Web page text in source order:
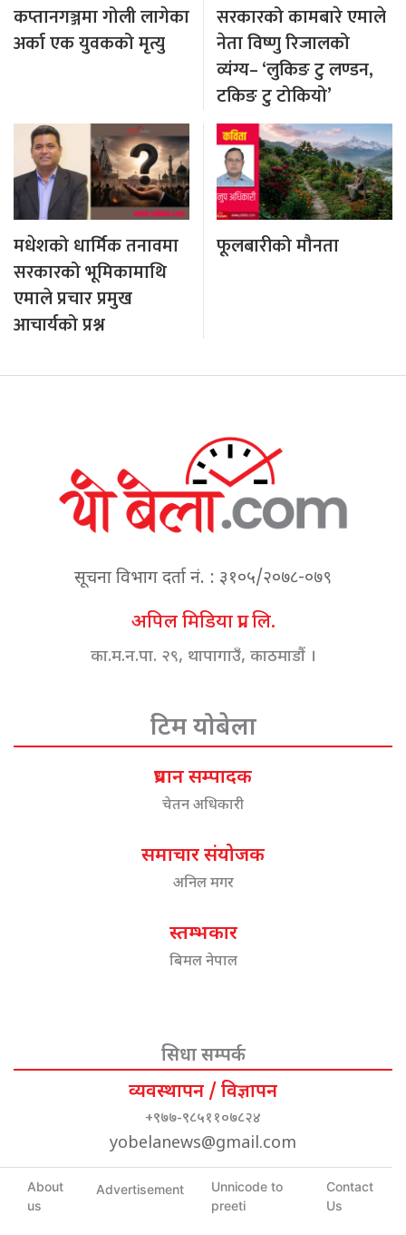
कप्तानगञ्जमा गोली लागेका
अर्का एक युवकको मृत्यु
सरकारको कामबारे एमाले
नेता विष्णु रिजालको
व्यंग्य– ‘लुकिङ टु लण्डन,
टकिङ टु टोकियो’
मधेशको धार्मिक तनावमा
सरकारको भूमिकामाथि
एमाले प्रचार प्रमुख
आचार्यको प्रश्न
फूलबारीको मौनता
सूचना विभाग दर्ता नं. : ३१०५/२०७८-०७९
अपिल मिडिया प्रा. लि.
का.म.न.पा. २९, थापागाउँ, काठमाडौं ।
टिम योबेला
प्रधान सम्पादक
चेतन अधिकारी
समाचार संयोजक
अनिल मगर
स्तम्भकार
बिमल नेपाल
सिधा सम्पर्क
व्यवस्थापन / विज्ञापन
+९७७-९८५११०७८२४
yobelanews@gmail.com
About
us
Advertisement
Unnicode to
preeti
Contact
Us